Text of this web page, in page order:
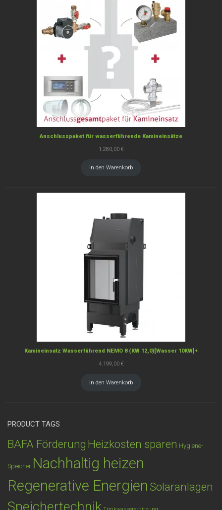
Anschlusspaket für wasserführende Kamineinsätze
1.280,00 €
In den Warenkorb
Kamineinsatz Wasserführend NEMO 8 (KW 12,0)[Wasser 10KW]+
4.199,00 €
In den Warenkorb
PRODUCT TAGS
BAFA Förderung Heizkosten sparen Hygiene-
Speicher Nachhaltig heizen
Regenerative Energien Solaranlagen
Speichertechnik